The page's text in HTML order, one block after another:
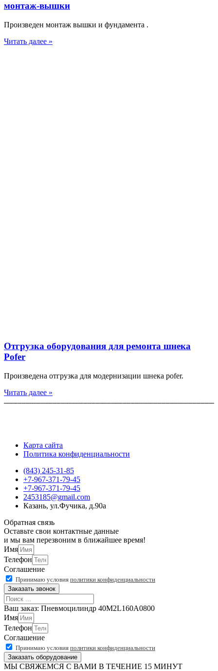
монтаж-вышки
Произведен монтаж вышки и фундамента .
Читать далее »
Отгрузка оборудования для ремонта шнека
Pofer
Произведена отгрузка для модернизации шнека pofer.
Читать далее »
Карта сайта
Политика конфиденциальности
(843) 245-31-85
+7-967-371-79-45
+7-967-371-79-45
2453185@gmail.com
Казань, ул.Фучика, д.90а
Обратная связь
Оставьте свои контактные данные
и мы вам перезвоним в ближайшее время!
Имя
Телефон
Соглашение
Принимаю условия политики конфиденциальности
Заказать звонок
Ваш заказ: Пневмоцилиндр 40M2L160A0800
Имя
Телефон
Соглашение
Принимаю условия политики конфиденциальности
Заказать оборудование
МЫ СВЯЖЕМСЯ С ВАМИ В ТЕЧЕНИЕ 15 МИНУТ